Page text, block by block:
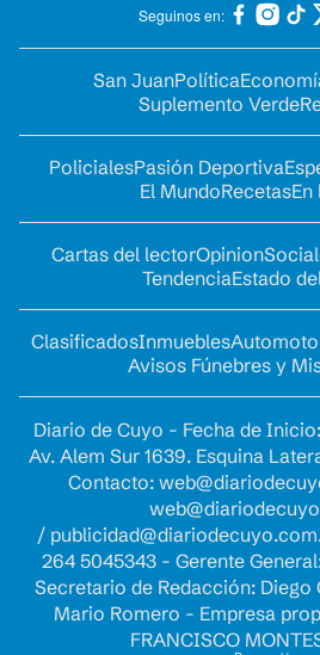
Seguinos en:
San JuanPolítica
Suplemento Verde
PolicialesPasión Deportiva
El MundoRecetasEn
Cartas del lectorOpinion
TendenciaEstado
ClasificadosInmuebles
Avisos Fúnebres y
Diario de Cuyo - Fecha de
Av. Alem Sur 1639. Esquina
Contacto:
/
264 5045343 - Gerente
Secretario de Redacción: Diego
Mario Romero - Empresa
FRANCISCO